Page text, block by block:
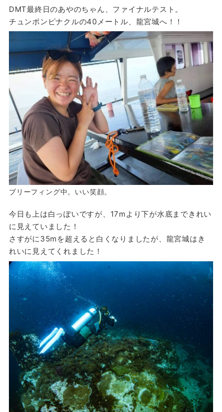
DMT最終日のあやのちゃん、ファイナルテスト。
チュンポンピナクルの40メートル、龍宮城へ！！
ブリーフィング中。いい笑顔。
今日も上は白っぽいですが、17mより下が水底まできれい
に見えていました！
さすがに35mを超えると白くなりましたが、龍宮城はき
れいに見えてくれました！